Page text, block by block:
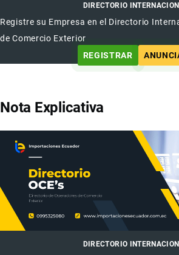
DIRECTORIO
Registre su Empresa en el Directorio
de Comercio Exterior
REGISTRAR
Nota Explicativa
DIRECTORIO